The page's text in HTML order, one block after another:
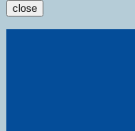
close